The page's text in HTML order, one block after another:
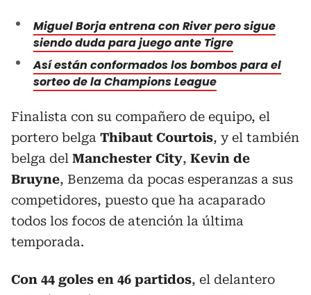
Miguel Borja entrena con River pero sigue
siendo duda para juego ante Tigre
Así están conformados los bombos para el
sorteo de la Champions League
Finalista con su compañero de equipo, el
portero belga Thibaut Courtois, y el también
belga del Manchester City, Kevin de
Bruyne, Benzema da pocas esperanzas a sus
competidores, puesto que ha acaparado
todos los focos de atención la última
temporada.
Con 44 goles en 46 partidos, el delantero